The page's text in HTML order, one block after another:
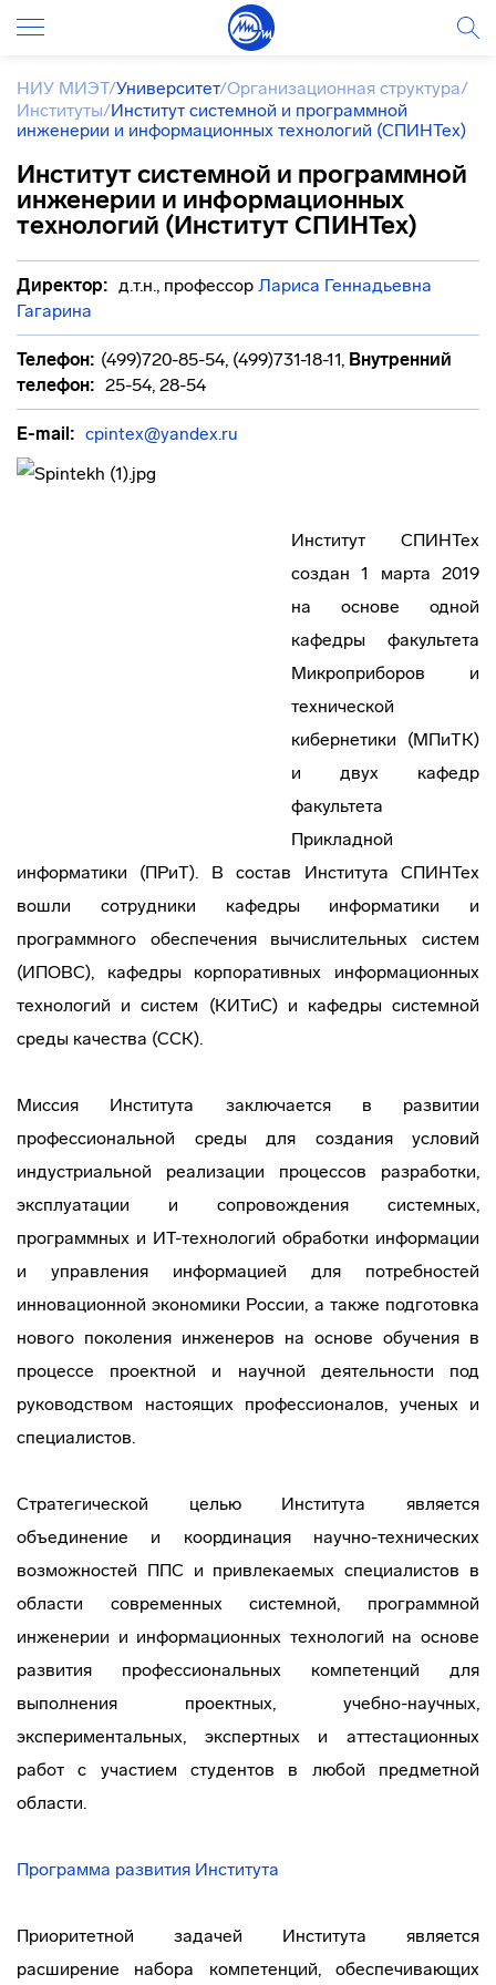
НИУ МИЭТ/Университет/Организационная структура/
Институты/Институт системной и программной
инженерии и информационных технологий (СПИНТех)
Институт системной и программной
инженерии и информационных
технологий (Институт СПИНТех)
Директор: д.т.н., профессор Лариса Геннадьевна
Гагарина
Телефон: (499)720-85-54, (499)731-18-11, Внутренний
телефон: 25-54, 28-54
E-mail: cpintex@yandex.ru
Институт СПИНТех
создан 1 марта 2019
на основе одной
кафедры факультета
Микроприборов и
технической
кибернетики (МПиТК)
и двух кафедр
факультета
Прикладной
информатики (ПРиТ). В состав Института СПИНТех
вошли сотрудники кафедры информатики и
программного обеспечения вычислительных систем
(ИПОВС), кафедры корпоративных информационных
технологий и систем (КИТиС) и кафедры системной
среды качества (ССК).
Миссия Института заключается в развитии
профессиональной среды для создания условий
индустриальной реализации процессов разработки,
эксплуатации и сопровождения системных,
программных и ИТ-технологий обработки информации
и управления информацией для потребностей
инновационной экономики России, а также подготовка
нового поколения инженеров на основе обучения в
процессе проектной и научной деятельности под
руководством настоящих профессионалов, ученых и
специалистов.
Стратегической целью Института является
объединение и координация научно-технических
возможностей ППС и привлекаемых специалистов в
области современных системной, программной
инженерии и информационных технологий на основе
развития профессиональных компетенций для
выполнения проектных, учебно-научных,
экспериментальных, экспертных и аттестационных
работ с участием студентов в любой предметной
области.
Программа развития Института
Приоритетной задачей Института является
расширение набора компетенций, обеспечивающих